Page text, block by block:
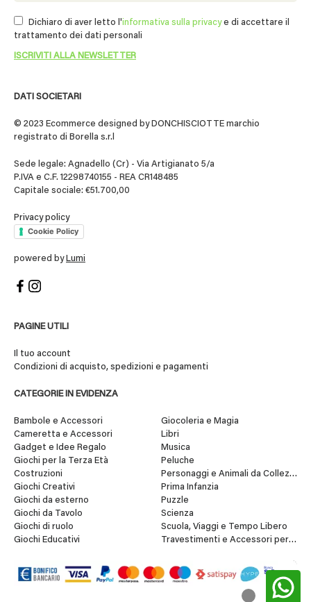
DATI SOCIETARI
© 2023 Ecommerce designed by DONCHISCIOTTE marchio
registrato di Borella s.r.l
Sede legale: Agnadello (Cr) - Via Artigianato 5/a
P.IVA e C.F. 12298740155 - REA CR148485
Capitale sociale: €51.700,00
Privacy policy
Cookie Policy
powered by Lumi
PAGINE UTILI
Il tuo account
Condizioni di acquisto, spedizioni e pagamenti
CATEGORIE IN EVIDENZA
Bambole e Accessori
Cameretta e Accessori
Gadget e Idee Regalo
Giochi per la Terza Età
Costruzioni
Giochi Creativi
Giochi da esterno
Giochi da Tavolo
Giochi di ruolo
Giochi Educativi
Giocoleria e Magia
Libri
Musica
Peluche
Personaggi e Animali da Collezione
Prima Infanzia
Puzzle
Scienza
Scuola, Viaggi e Tempo Libero
Travestimenti e Accessori per
Dichiaro di aver letto l'informativa sulla privacye di accettare il
trattamento dei dati personali